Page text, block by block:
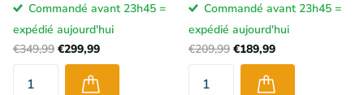
Commandé avant 23h45 =
expédié aujourd'hui
€349,99 €299,99
Commandé avant 23h45 =
expédié aujourd'hui
€209,99 €189,99